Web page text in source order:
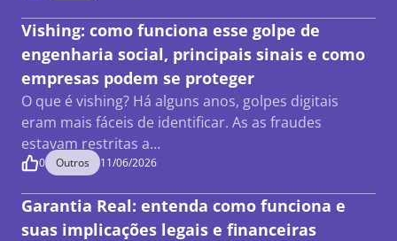
Vishing: como funciona esse golpe de
engenharia social, principais sinais e como
empresas podem se proteger
O que é vishing? Há alguns anos, golpes digitais
eram mais fáceis de identificar. As as fraudes
estavam restritas a…
0 Outros 11/06/2026
Garantia Real: entenda como funciona e
suas implicações legais e financeiras